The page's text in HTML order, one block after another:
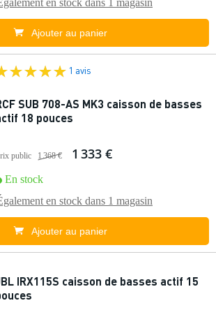
en stock dans 1 magasin
Ajouter au panier
1 avis
SUB 708-AS MK3 caisson de basses
18 pouces
public 1 368 € 1 333 €
En stock
en stock dans 1 magasin
Ajouter au panier
IRX115S caisson de basses actif 15